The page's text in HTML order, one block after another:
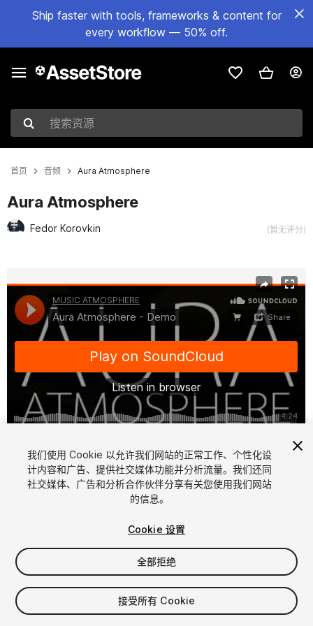
Ship faster with tools, frameworks & content for
every workflow — 50% off.
搜索资源
首页 音频 Aura Atmosphere
Aura Atmosphere
Fedor Korovkin (暂无评分)
1/2
$14.99
增值税将在结算时计算
我们使用 Cookie 以允许我们网站的正常工作、个性化设
计内容和广告、提供社交媒体功能并分析流量。我们还同
社交媒体、广告和分析合作伙伴分享有关您使用我们网站
的信息。
Cookie 设置
全部拒绝
接受所有 Cookie